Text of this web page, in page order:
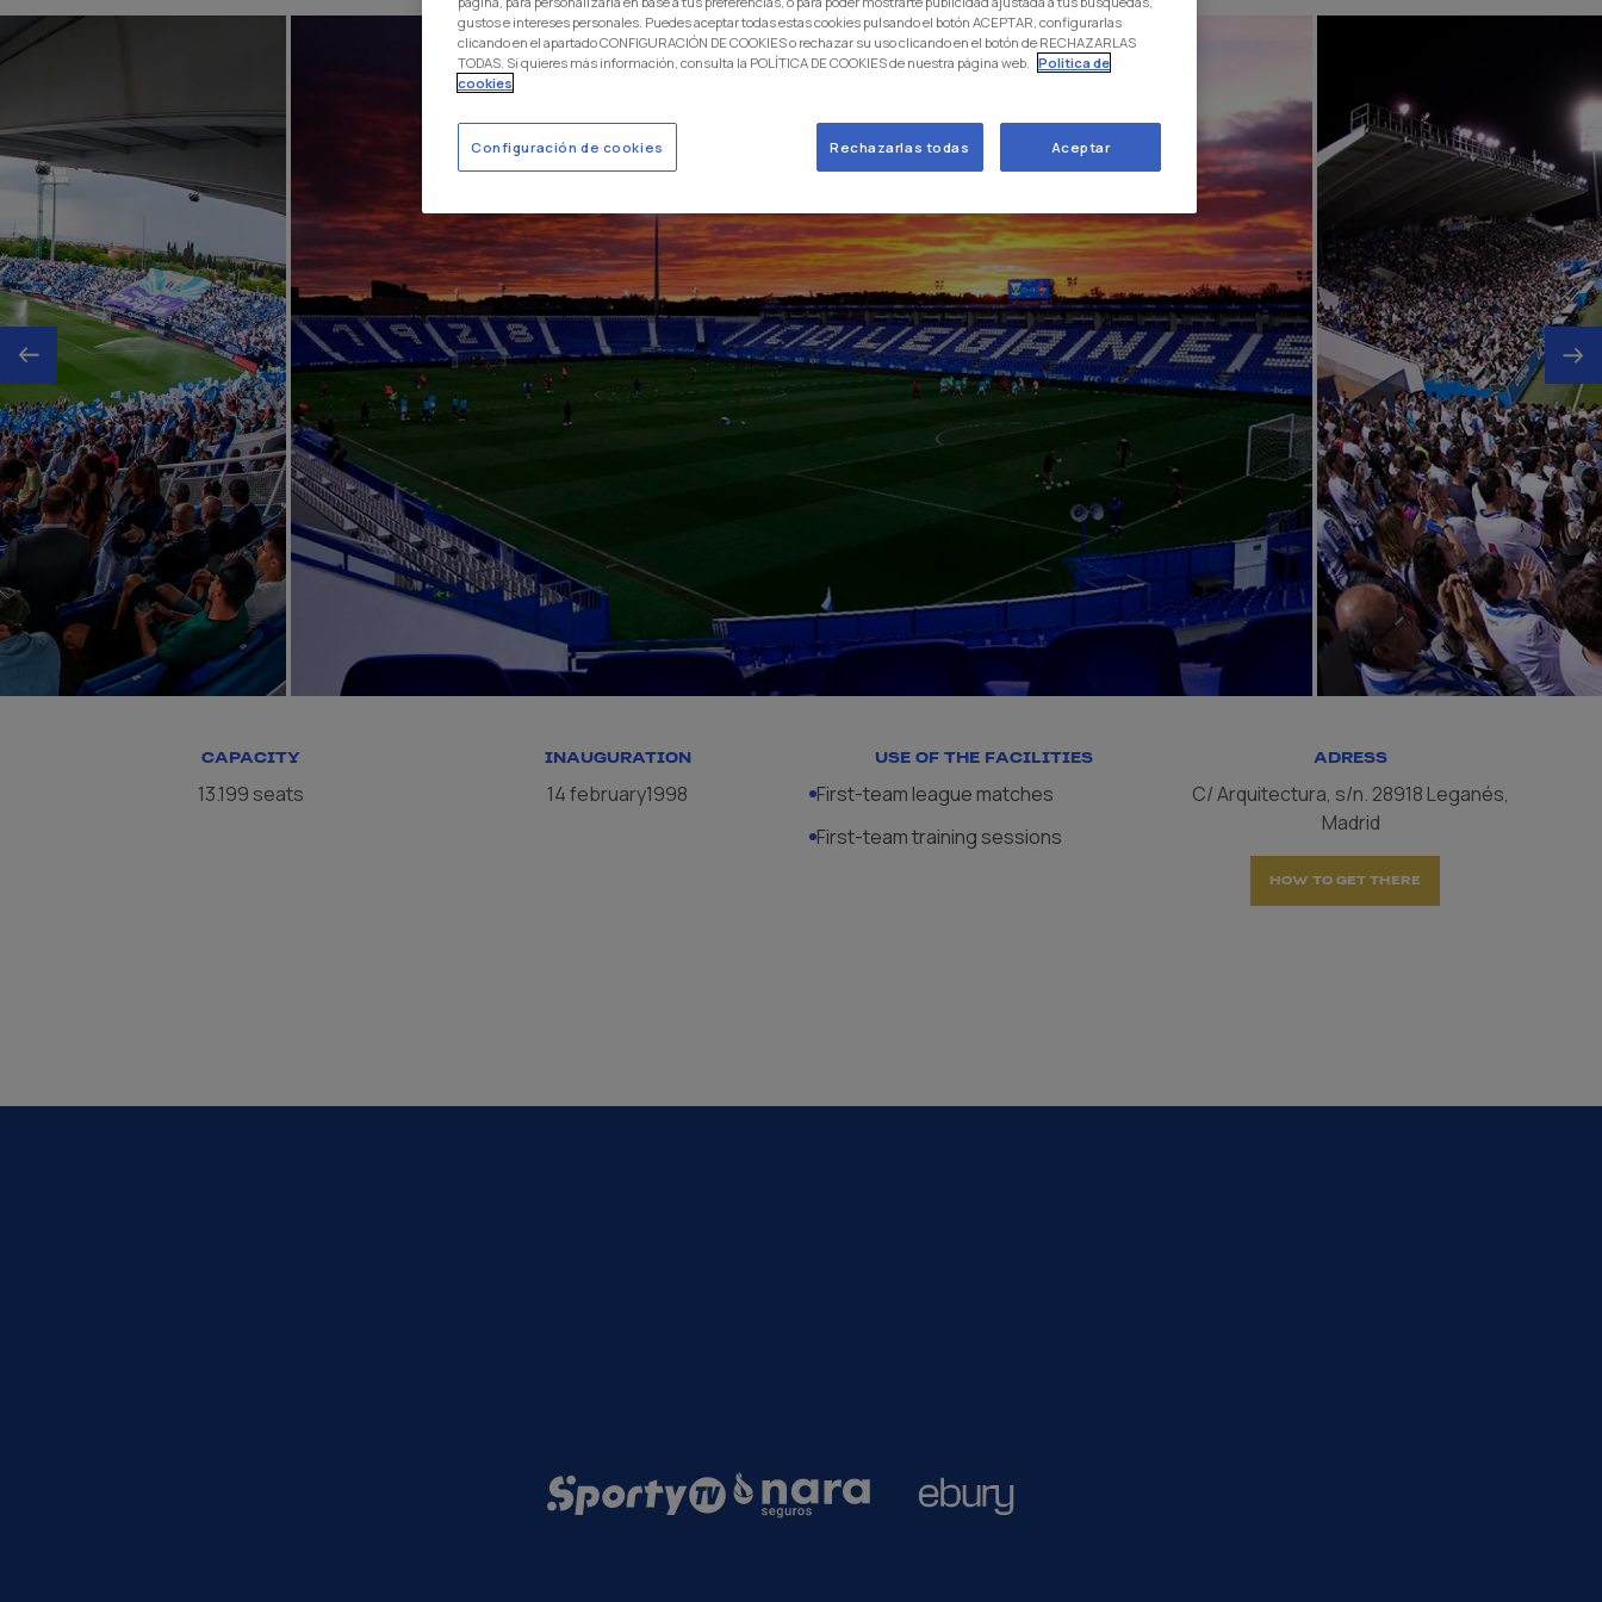
CAPACITY
13.199 seats
INAUGURATION
14 february1998
USE OF THE FACILITIES
First-team league matches
First-team training sessions
ADRESS
C/ Arquitectura, s/n. 28918 Leganés,
Madrid
HOW TO GET THERE
gustos e intereses personales. Puedes aceptar todas estas cookies pulsando el botón ACEPTAR, configurarlas
clicando en el apartado CONFIGURACIÓN DE COOKIES o rechazar su uso clicando en el botón de RECHAZARLAS
TODAS. Si quieres más información, consulta la POLÍTICA DE COOKIES de nuestra página web.
Politica de
cookies
Rechazarlas todas Aceptar
Configuración de cookies